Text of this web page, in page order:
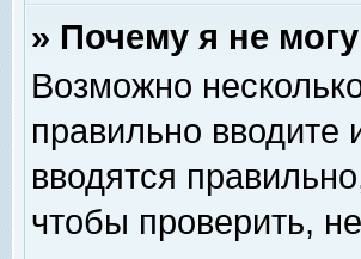
» Почему я не
Возможно
правильно
вводятся
чтобы проверить,